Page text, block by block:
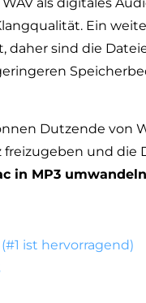
Ein
sind die
Dutzende von
freizugeben und die
in MP3 umwandeln
ist hervorragend)